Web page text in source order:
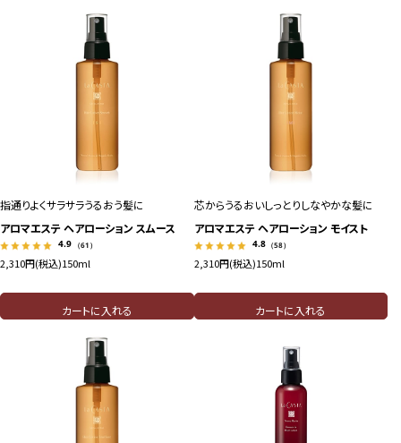
指通りよくサラサラうるおう髪に
アロマエステ ヘアローション スムース
4.9 （61）
2,310円(税込)150ml
カートに入れる
芯からうるおいしっとりしなやかな髪に
アロマエステ ヘアローション モイスト
4.8 （58）
2,310円(税込)150ml
カートに入れる